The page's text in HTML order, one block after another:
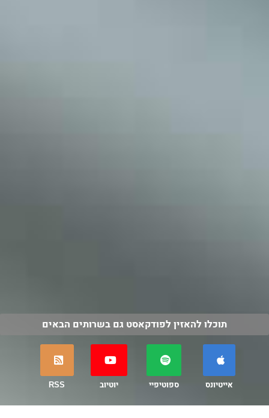
תוכלו להאזין לפודקאסט גם בשרותים הבאים
אייטיונס ספוטיפיי יוטיוב RSS